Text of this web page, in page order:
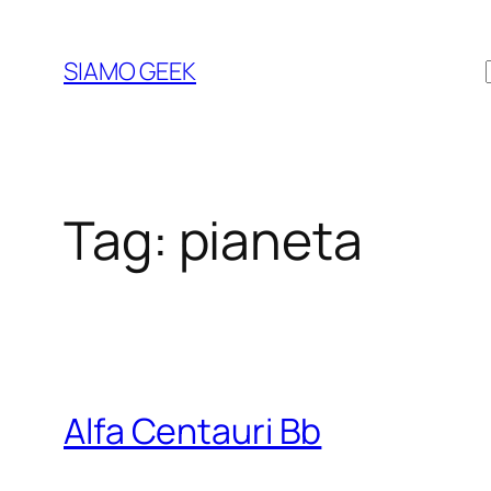
contenuto
SIAMO GEEK
Tag: pianeta
Alfa Centauri Bb